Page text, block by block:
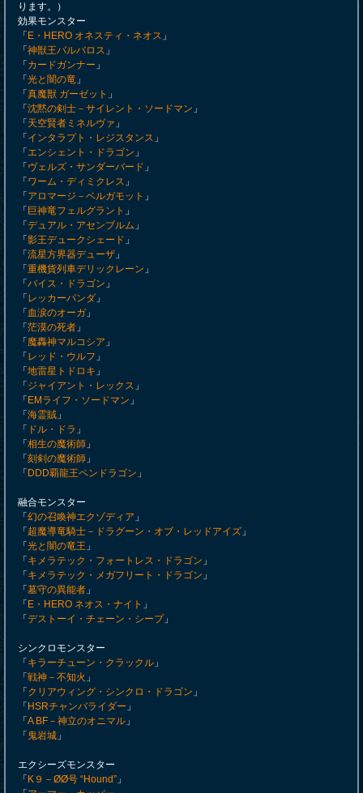
ります。）
効果モンスター
「 E・HERO オネスティ・ネオス 」
「 神獣王バルバロス 」
「 カードガンナー 」
「 光と闇の竜 」
「 真魔獣 ガーゼット 」
「 沈黙の剣士－サイレント・ソードマン 」
「 天空賢者ミネルヴァ 」
「 インタラプト・レジスタンス 」
「 エンシェント・ドラゴン 」
「 ヴェルズ・サンダーバード 」
「 ワーム・ディミクレス 」
「 アロマージ－ベルガモット 」
「 巨神竜フェルグラント 」
「 デュアル・アセンブルム 」
「 影王デュークシェード 」
「 流星方界器デューザ 」
「 重機貨列車デリックレーン 」
「 バイス・ドラゴン 」
「 レッカーパンダ 」
「 血涙のオーガ 」
「 茫漠の死者 」
「 魔轟神マルコシア 」
「 レッド・ウルフ 」
「 地雷星トドロキ 」
「 ジャイアント・レックス 」
「 EMライフ・ソードマン 」
「 海霊賊 」
「 ドル・ドラ 」
「 相生の魔術師 」
「 刻剣の魔術師 」
「 DDD覇龍王ペンドラゴン 」
融合モンスター
「 幻の召喚神エクゾディア 」
「 超魔導竜騎士－ドラグーン・オブ・レッドアイズ 」
「 光と闇の竜王 」
「 キメラテック・フォートレス・ドラゴン 」
「 キメラテック・メガフリート・ドラゴン 」
「 墓守の異能者 」
「 E・HERO ネオス・ナイト 」
「 デストーイ・チェーン・シープ」
シンクロモンスター
「 キラーチューン・クラックル 」
「 戦神－不知火 」
「 クリアウィング・シンクロ・ドラゴン 」
「 HSRチャンバライダー 」
「 A BF－神立のオニマル 」
「 鬼岩城 」
エクシーズモンスター
「 K９－ØØ号 “Hound” 」